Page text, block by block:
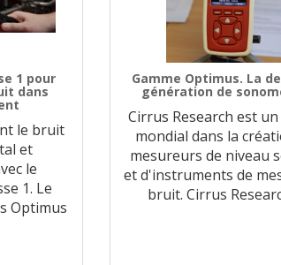
1 pour
dans
le bruit
et
le
1. Le
Optimus
Gamme Optimus. La
génération de
Cirrus Research est
mondial dans la
mesureurs de niveau
et d'instruments de
bruit. Cirrus